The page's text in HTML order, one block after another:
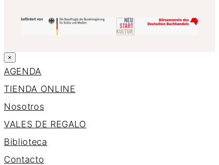
×
AGENDA
TIENDA ONLINE
Nosotros
VALES DE REGALO
Biblioteca
Contacto